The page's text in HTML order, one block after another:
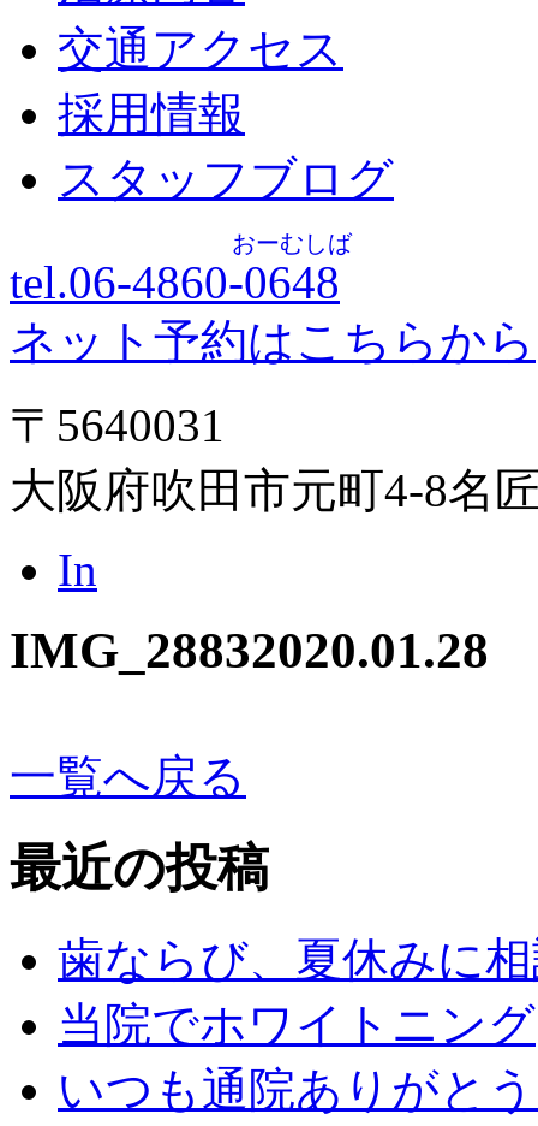
交通アクセス
採用情報
スタッフブログ
tel.06-4860-0648
おーむしば
ネット予約はこちらから
〒5640031
大阪府吹田市元町4-8名
In
IMG_28832020.01.28
一覧へ戻る
最近の投稿
歯ならび、夏休みに
当院でホワイトニング
いつも通院ありがと